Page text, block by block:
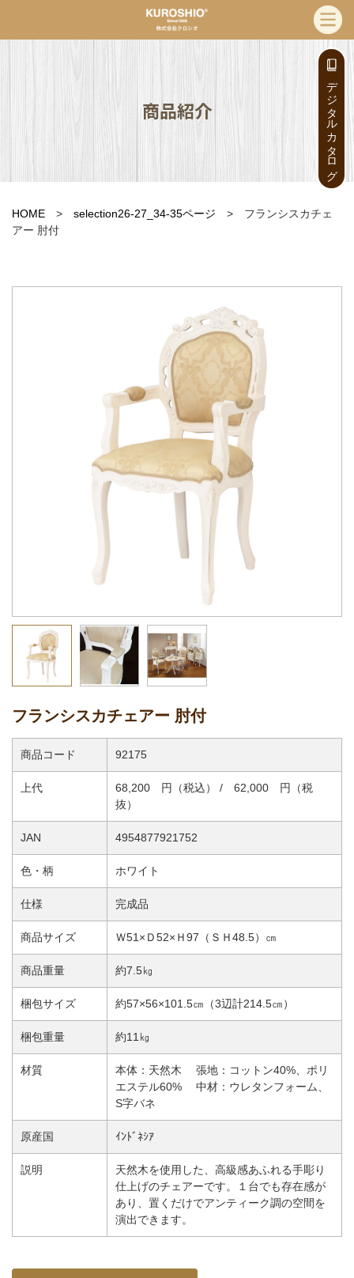
デジタルカタログ
商品紹介
HOME > selection26-27_34-35ページ > フランシスカチェ
アー 肘付
フランシスカチェアー 肘付
商品コード 92175
上代
68,200 円（税込） / 62,000 円（税
抜）
JAN 4954877921752
色・柄 ホワイト
仕様 完成品
商品サイズ Ｗ51×Ｄ52×Ｈ97（ＳＨ48.5）㎝
商品重量 約7.5㎏
梱包サイズ 約57×56×101.5㎝（3辺計214.5㎝）
梱包重量 約11㎏
材質
本体：天然木 張地：コットン40%、ポリ
エステル60% 中材：ウレタンフォーム、
S字バネ
原産国 ｲﾝﾄﾞﾈｼｱ
説明
天然木を使用した、高級感あふれる手彫り
仕上げのチェアーです。１台でも存在感が
あり、置くだけでアンティーク調の空間を
演出できます。